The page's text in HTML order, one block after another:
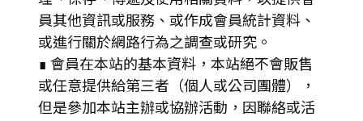
員其他資訊或服務、或作成會員統計資料、
或進行關於網路行為之調查或研究。
∎ 會員在本站的基本資料，本站絕不會販售
或任意提供給第三者（個人或公司團體），
但是參加本站主辦或協辦活動，因聯絡或活